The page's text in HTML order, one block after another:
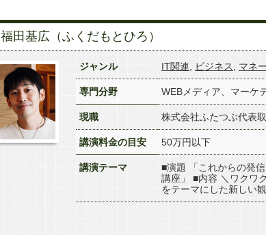
福田基広（ふくだもとひろ）
ジャンル IT関連 ビジネス マネ
専門分野 WEBメディア、マーケ
現職 株式会社ふたつぶ代表
講演料金の目安 50万円以下
講演テーマ
■演題 「これからの発
講座」 ■内容 ＼ワクワ
をテーマにした新しい